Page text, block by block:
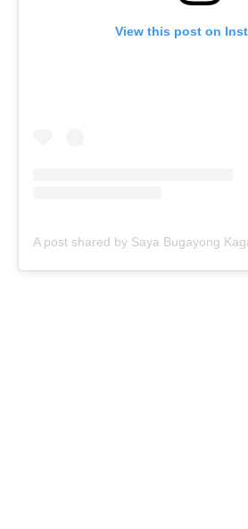
View this post on
A post shared by Saya Bugayong